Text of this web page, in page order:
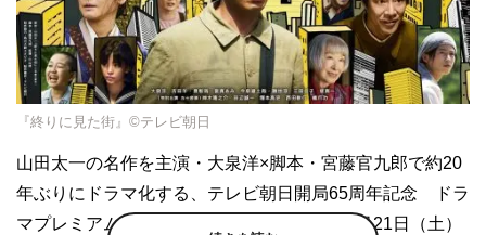
『終りに見た街』©テレビ朝日
山田太一の名作を主演・大泉洋×脚本・宮藤官九郎で約20
年ぶりにドラマ化する、テレビ朝日開局65周年記念 ドラ
マプレミアム『終りに見た街』の放送日が9月21日（土）